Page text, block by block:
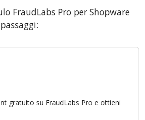
FraudLabs Pro per Shopware
gratuito su FraudLabs Pro e ottieni